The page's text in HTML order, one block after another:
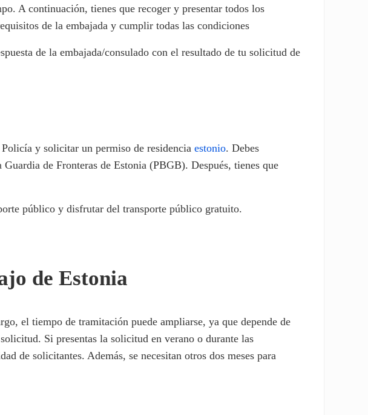
A continuación, tienes que recoger y presentar todos los
de la embajada y cumplir todas las condiciones
de la embajada/consulado con el resultado de tu solicitud de
Policía y solicitar un permiso de residenciaestonio. Debes
de Fronteras de Estonia (PBGB). Después, tienes que
público y disfrutar del transporte público gratuito.
de Estonia
el tiempo de tramitación puede ampliarse, ya que depende de
Si presentas la solicitud en verano o durante las
de solicitantes. Además, se necesitan otros dos meses para